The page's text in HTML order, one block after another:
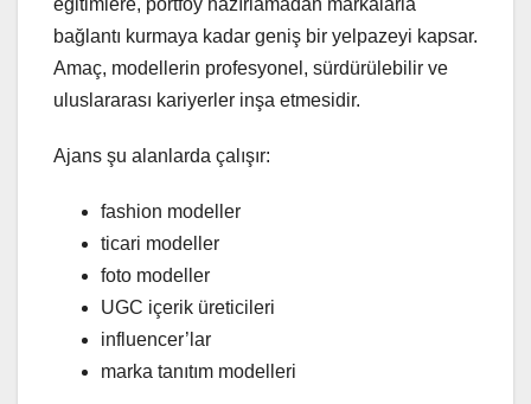
eğitimlere, portföy hazırlamadan markalarla
bağlantı kurmaya kadar geniş bir yelpazeyi kapsar.
Amaç, modellerin profesyonel, sürdürülebilir ve
uluslararası kariyerler inşa etmesidir.
Ajans şu alanlarda çalışır:
fashion modeller
ticari modeller
foto modeller
UGC içerik üreticileri
influencer’lar
marka tanıtım modelleri